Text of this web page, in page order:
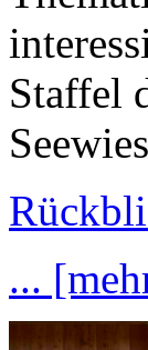
Staffel
...